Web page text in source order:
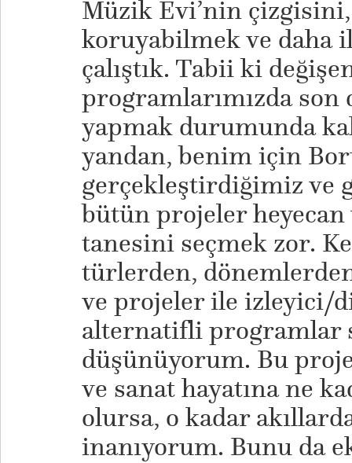
Müzik Evi’nin
koruyabilmek ve daha
çalıştık. Tabii ki
programlarımızda
yapmak durumunda
yandan, benim için
gerçekleştirdiğimiz ve
bütün projeler
tanesini seçmek zor.
türlerden,
ve projeler ile izleyici/
alternatifli programlar
düşünüyorum. Bu
ve sanat hayatına ne
olursa, o kadar
inanıyorum. Bunu da